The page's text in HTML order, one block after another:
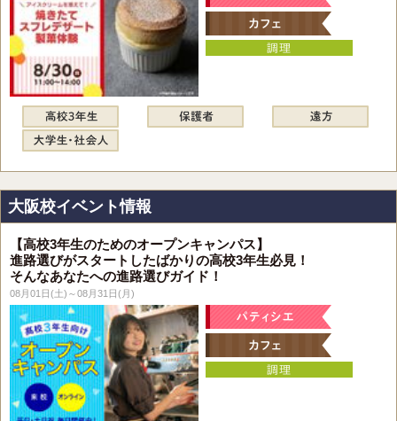
大阪校イベント情報
【高校3年生のためのオープンキャンパス】
進路選びがスタートしたばかりの高校3年生必見！
そんなあなたへの進路選びガイド！
08月01日(土)～08月31日(月)